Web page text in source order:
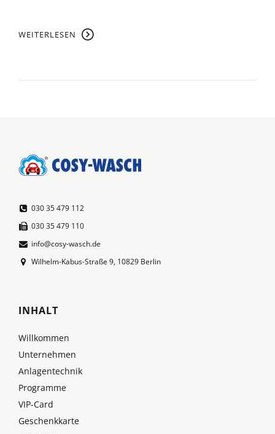
WEITERLESEN
030 35 479 112
030 35 479 110
info@cosy-wasch.de
Wilhelm-Kabus-Straße 9, 10829 Berlin
INHALT
Willkommen
Unternehmen
Anlagentechnik
Programme
VIP-Card
Geschenkkarte